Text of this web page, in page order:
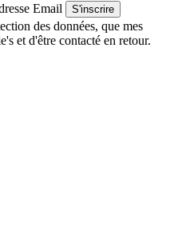
Email S'inscrire
des données, que mes
et d'être contacté en retour.